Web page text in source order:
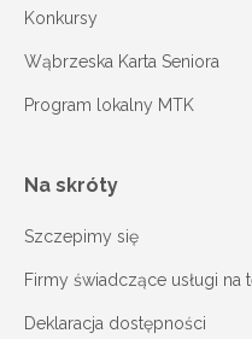
Konkursy
Wąbrzeska Karta Seniora
Program lokalny MTK
Na skróty
Szczepimy się
Firmy świadczące usługi na
Deklaracja dostępności